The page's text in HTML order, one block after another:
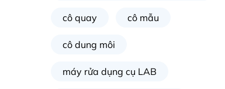
cô quay cô mẫu
cô dung môi
máy rửa dụng cụ LAB